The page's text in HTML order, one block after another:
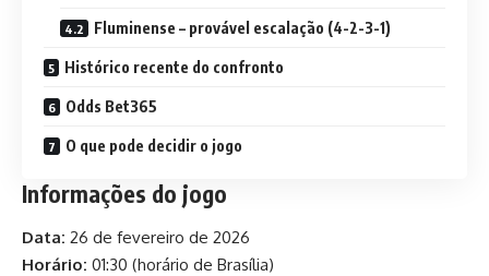
Fluminense – provável escalação (4-2-3-1)
Histórico recente do confronto
Odds Bet365
O que pode decidir o jogo
Informações do jogo
Data: 26 de fevereiro de 2026
Horário: 01:30 (horário de Brasília)